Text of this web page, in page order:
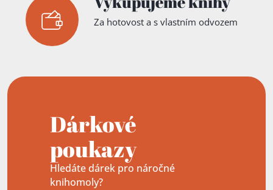
Za hotovost a s vlastním odvozem
Dárkové
poukazy
Hledáte dárek pro náročné
knihomoly?